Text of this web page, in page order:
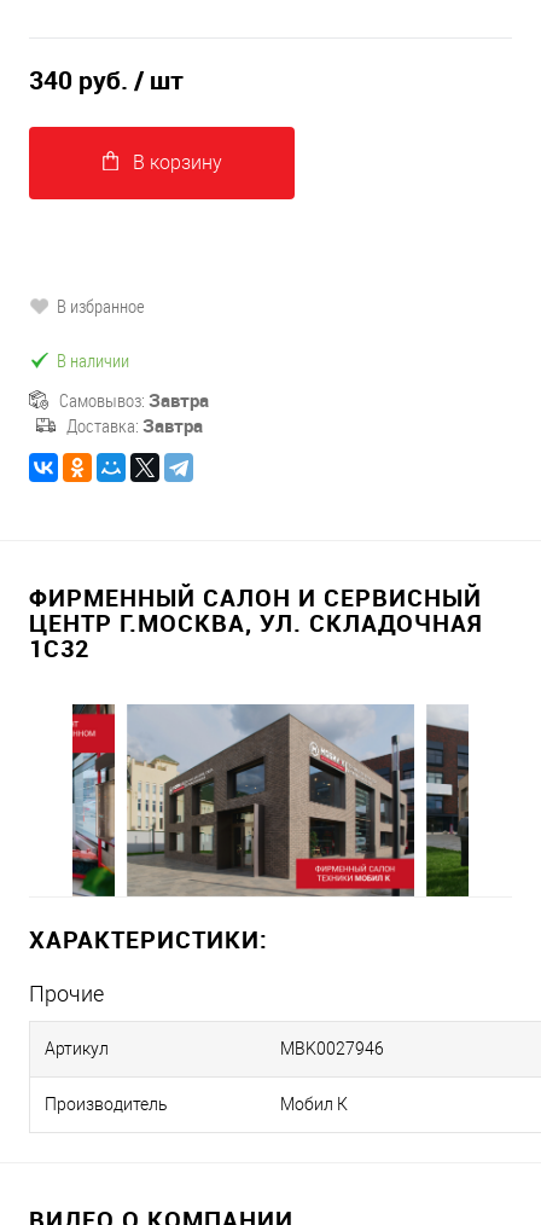
340 руб. / шт
В корзину
В избранное
В наличии
Самовывоз: Завтра
Доставка: Завтра
ФИРМЕННЫЙ САЛОН И СЕРВИСНЫЙ
ЦЕНТР Г.МОСКВА, УЛ. СКЛАДОЧНАЯ
1С32
ХАРАКТЕРИСТИКИ:
Прочие
Артикул MBK0027946
Производитель Мобил К